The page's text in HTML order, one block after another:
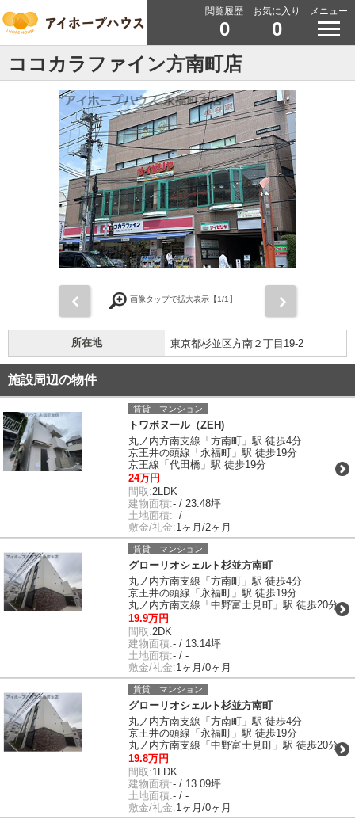
閲覧履歴
0
お気に入り
0
メニュー
ココカラファイン方南町店
画像タップで拡大表示【1/1】
所在地 東京都杉並区方南２丁目19-2
施設周辺の物件
賃貸｜マンション
トワボヌール（ZEH)
丸ノ内方南支線「方南町」駅 徒歩4分
京王井の頭線「永福町」駅 徒歩19分
京王線「代田橋」駅 徒歩19分
24万円
間取:2LDK
建物面積:- / 23.48坪
土地面積:- / -
敷金/礼金:1ヶ月/2ヶ月
賃貸｜マンション
グローリオシェルト杉並方南町
丸ノ内方南支線「方南町」駅 徒歩4分
京王井の頭線「永福町」駅 徒歩19分
丸ノ内方南支線「中野富士見町」駅 徒歩20分
19.9万円
間取:2DK
建物面積:- / 13.14坪
土地面積:- / -
敷金/礼金:1ヶ月/0ヶ月
賃貸｜マンション
グローリオシェルト杉並方南町
丸ノ内方南支線「方南町」駅 徒歩4分
京王井の頭線「永福町」駅 徒歩19分
丸ノ内方南支線「中野富士見町」駅 徒歩20分
19.8万円
間取:1LDK
建物面積:- / 13.09坪
土地面積:- / -
敷金/礼金:1ヶ月/0ヶ月